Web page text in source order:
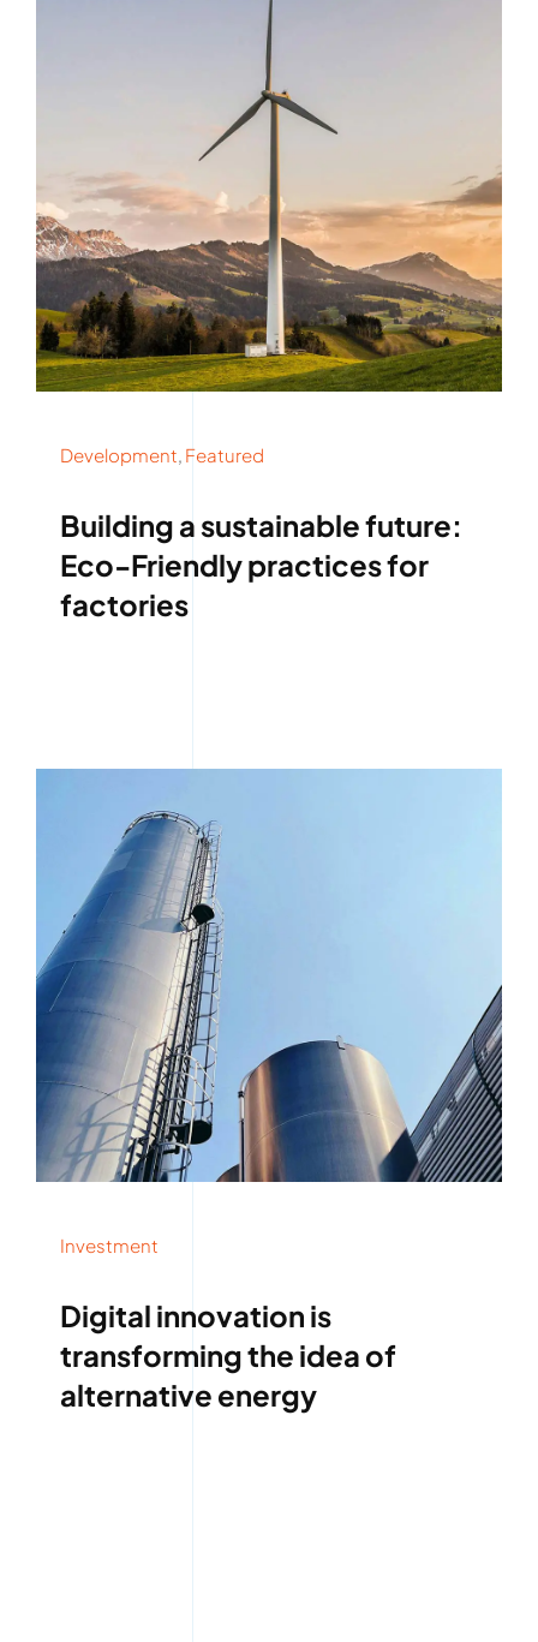
Rockronde
Development Featured
Building a sustainable future:
Eco-Friendly practices for
factories
Investment
Digital innovation is
transforming the idea of
alternative energy